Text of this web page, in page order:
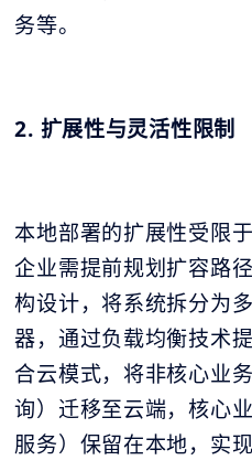
务等。
2. 扩展性与灵活性限制
本地部署的扩展性受限
企业需提前规划扩容路
构设计，将系统拆分为
器，通过负载均衡技术
合云模式，将非核心业
询）迁移至云端，核心
服务）保留在本地，实